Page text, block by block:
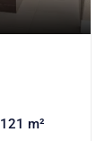
121 m²